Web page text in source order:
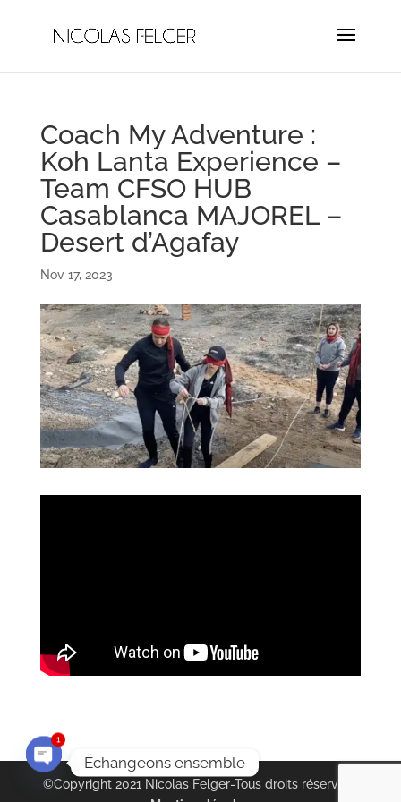
Coach My Adventure :
Koh Lanta Experience –
Team CFSO HUB
Casablanca MAJOREL –
Desert d’Agafay
Nov 17, 2023
©Copyright 2021 Nicolas Felger-Tous droits réservés |
Échangeons ensemble
Open
chaty
1